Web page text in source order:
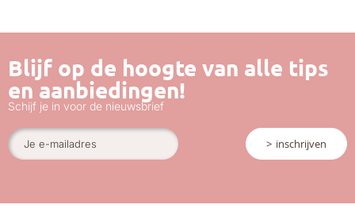
Blijf op de hoogte van alle tips
en aanbiedingen!
Schijf je in voor de nieuwsbrief
inschrijven